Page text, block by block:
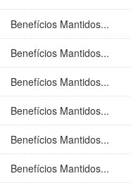
Benefícios Mantidos...
Benefícios Mantidos...
Benefícios Mantidos...
Benefícios Mantidos...
Benefícios Mantidos...
Benefícios Mantidos...